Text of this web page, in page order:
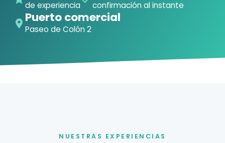
de experiencia confirmación al instante
Puerto comercial
Paseo de Colón 2
NUESTRAS EXPERIENCIAS